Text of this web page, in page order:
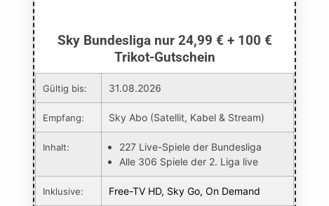
Sky Bundesliga nur 24,99 € + 100 €
Trikot-Gutschein
Gültig bis: 31.08.2026
Empfang: Sky Abo (Satellit, Kabel & Stream)
Inhalt:
227 Live-Spiele der Bundesliga
Alle 306 Spiele der 2. Liga live
Inklusive: Free-TV HD, Sky Go, On Demand